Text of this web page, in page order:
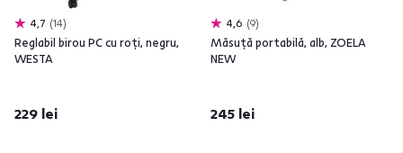
4,7 14
Reglabil birou PC cu roţi, negru,
WESTA
229 lei
4,6 9
Măsuţă portabilă, alb, ZOELA
NEW
245 lei